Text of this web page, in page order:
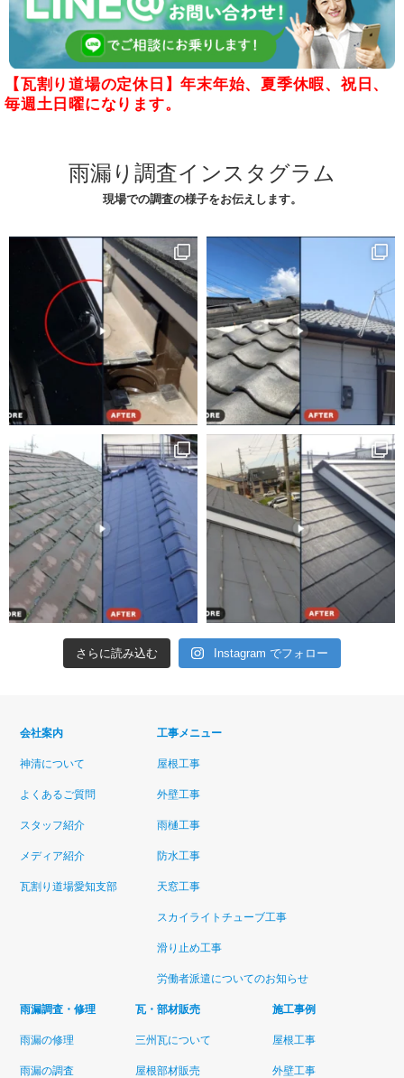
【瓦割り道場の定休日】年末年始、夏季休暇、祝日、
毎週土日曜になります。
雨漏り調査インスタグラム
現場での調査の様子をお伝えします。
さらに読み込む Instagram でフォロー
会社案内
神清について
よくあるご質問
スタッフ紹介
メディア紹介
瓦割り道場愛知支部
工事メニュー
屋根工事
外壁工事
雨樋工事
防水工事
天窓工事
スカイライトチューブ工事
滑り止め工事
労働者派遣についてのお知らせ
雨漏調査・修理
雨漏の修理
雨漏の調査
瓦・部材販売
三州瓦について
屋根部材販売
施工事例
屋根工事
外壁工事